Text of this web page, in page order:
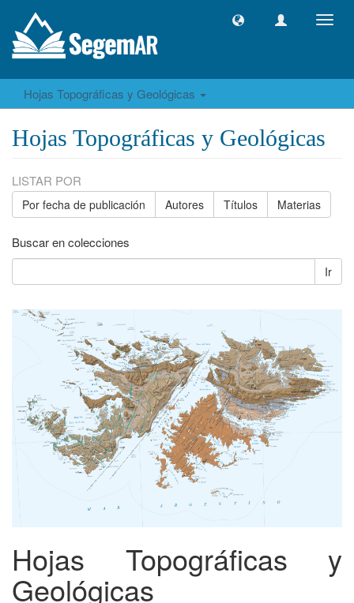
Hojas Topográficas y Geológicas
Hojas Topográficas y Geológicas
LISTAR POR
Por fecha de publicación Autores Títulos Materias
Buscar en colecciones
Ir
Hojas Topográficas y
Geológicas